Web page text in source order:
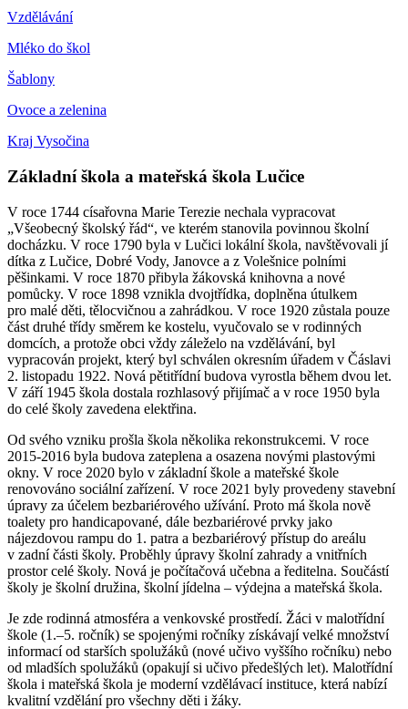
Vzdělávání
Mléko do škol
Šablony
Ovoce a zelenina
Kraj Vysočina
Základní škola a mateřská škola Lučice
V roce 1744 císařovna Marie Terezie nechala vypracovat
„Všeobecný školský řád“, ve kterém stanovila povinnou školní
docházku. V roce 1790 byla v Lučici lokální škola, navštěvovali jí
dítka z Lučice, Dobré Vody, Janovce a z Volešnice polními
pěšinkami. V roce 1870 přibyla žákovská knihovna a nové
pomůcky. V roce 1898 vznikla dvojtřídka, doplněna útulkem
pro malé děti, tělocvičnou a zahrádkou. V roce 1920 zůstala pouze
část druhé třídy směrem ke kostelu, vyučovalo se v rodinných
domcích, a protože obci vždy záleželo na vzdělávání, byl
vypracován projekt, který byl schválen okresním úřadem v Čáslavi
2. listopadu 1922. Nová pětitřídní budova vyrostla během dvou let.
V září 1945 škola dostala rozhlasový přijímač a v roce 1950 byla
do celé školy zavedena elektřina.
Od svého vzniku prošla škola několika rekonstrukcemi. V roce
2015-2016 byla budova zateplena a osazena novými plastovými
okny. V roce 2020 bylo v základní škole a mateřské škole
renovováno sociální zařízení. V roce 2021 byly provedeny stavební
úpravy za účelem bezbariérového užívání. Proto má škola nově
toalety pro handicapované, dále bezbariérové prvky jako
nájezdovou rampu do 1. patra a bezbariérový přístup do areálu
v zadní části školy. Proběhly úpravy školní zahrady a vnitřních
prostor celé školy. Nová je počítačová učebna a ředitelna. Součástí
školy je školní družina, školní jídelna – výdejna a mateřská škola.
Je zde rodinná atmosféra a venkovské prostředí. Žáci v malotřídní
škole (1.–5. ročník) se spojenými ročníky získávají velké množství
informací od starších spolužáků (nové učivo vyššího ročníku) nebo
od mladších spolužáků (opakují si učivo předešlých let). Malotřídní
škola i mateřská škola je moderní vzdělávací instituce, která nabízí
kvalitní vzdělání pro všechny děti i žáky.